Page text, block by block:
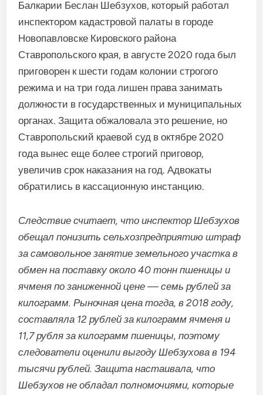
Балкарии Беслан Шебзухов, который работал
инспектором кадастровой палаты в городе
Новопавловске Кировского района
Ставропольского края, в августе 2020 года был
приговорен к шести годам колонии строгого
режима и на три года лишен права занимать
должности в государственных и муниципальных
органах. Защита обжаловала это решение, но
Ставропольский краевой суд в октябре 2020
года вынес еще более строгий приговор,
увеличив срок наказания на год. Адвокаты
обратились в кассационную инстанцию.
Следствие считает, что инспектор Шебзухов
обещал понизить сельхозпредприятию штраф
за самовольное занятие земельного участка в
обмен на поставку около 40 тонн пшеницы и
ячменя по заниженной цене — семь рублей за
килограмм. Рыночная цена тогда, в 2018 году,
составляла 12 рублей за килограмм ячменя и
11,7 рубля за килограмм пшеницы, поэтому
следователи оценили выгоду Шебзухова в 194
тысячи рублей. Защита настаивала, что
Шебзухов не обладал полномочиями, которые